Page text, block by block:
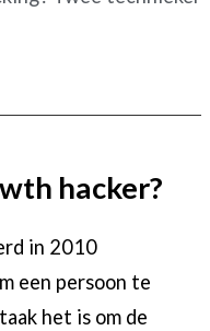
hacker?
in 2010
een ​​persoon te
het is om de